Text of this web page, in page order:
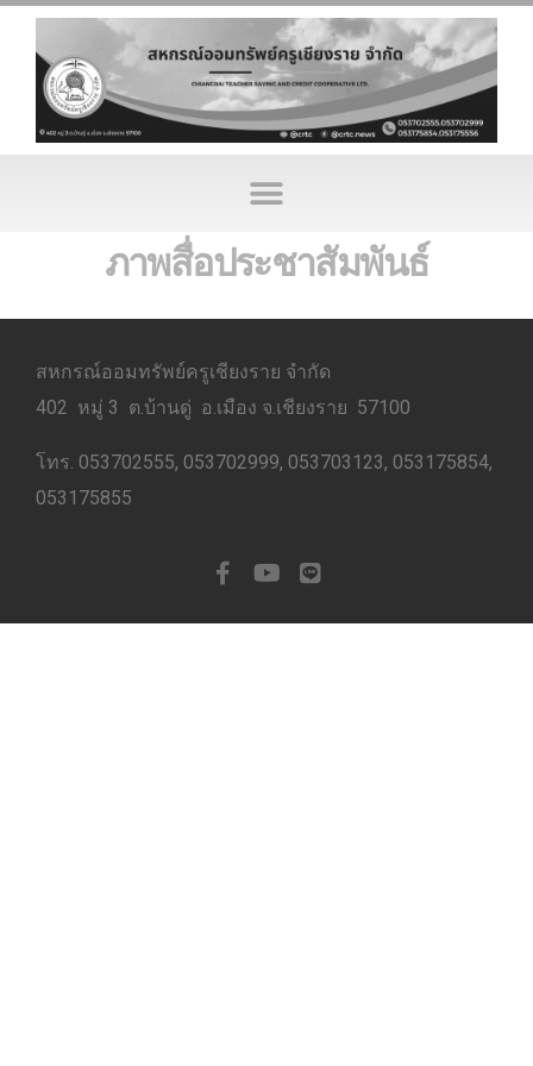
ภาพสื่อประชาสัมพันธ์
สหกรณ์ออมทรัพย์ครูเชียงราย จำกัด
402 หมู่ 3 ต.บ้านดู่ อ.เมือง จ.เชียงราย 57100
โทร. 053702555, 053702999, 053703123, 053175854,
053175855